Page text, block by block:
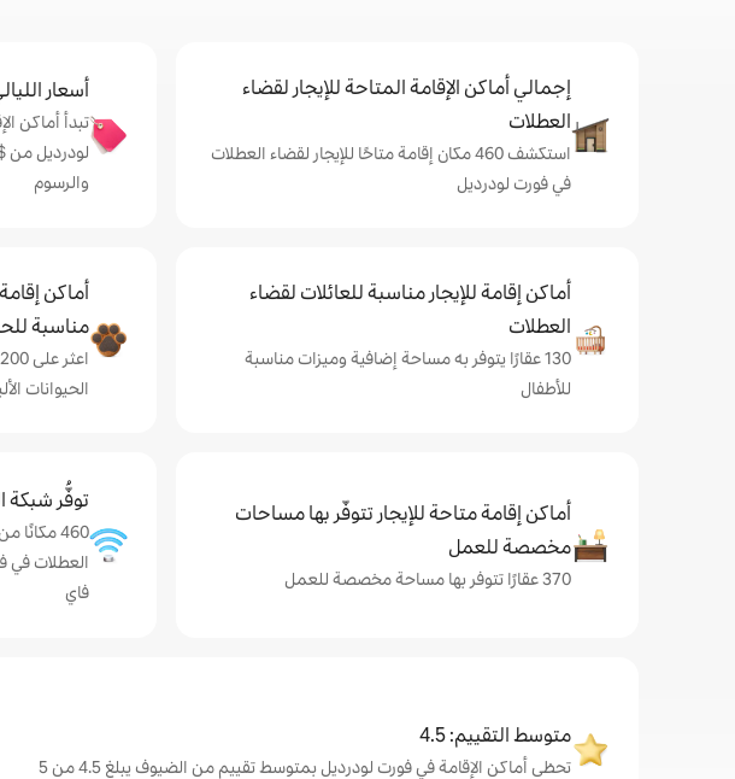
إجمالي أماكن الإقامة المتاحة للإيجار لقضاء
العطلات
استكشف 460 مكان إقامة متاحًا للإيجار لقضاء العطلات
في فورت لودرديل
أسعار
تبدأ أماكن
والرسوم
أماكن إقامة للإيجار مناسبة للعائلات لقضاء
العطلات
130 عقارًا يتوفر به مساحة إضافية وميزات مناسبة
للأطفال
أماكن
مناسبة
الحيوانات
أماكن إقامة متاحة للإيجار تتوفّر بها مساحات
مخصصة للعمل
370 عقارًا تتوفر بها مساحة مخصصة للعمل
توفُّر شبكة
460
العطلات في
فاي
متوسط التقييم: 4.5
تحظى أماكن الإقامة في فورت لودرديل بمتوسط تقييم من الضيوف يبلغ 4.5 من 5